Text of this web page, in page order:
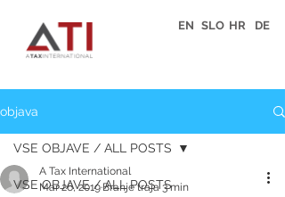
EN SLO HR DE
objava
VSE OBJAVE / ALL POSTS
VSE OBJAVE / ALL POSTS
A Tax International
Mar 26, 2019 Branje traja 3 min